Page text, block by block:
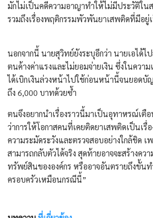
มักไม่เป็นคดีความอาญาทำให้ไม่มีประวัติใน
รวมถึงเรื่องพฤติกรรมพัวพันยาเสพติดที่มีอยู่
นอกจากนี้ นายสุวิทย์ยังระบุอีกว่า นายเอได้ไป
ตนค้างค่าแรงและไม่ยอมจ่ายเงิน ซึ่งในควา
ได้เบิกเงินล่วงหน้าไปใช้ก่อนหน้านี้จนยอดบั
ถึง 6,000 บาทด้วยซ้ำ
ตนจึงอยากนำเรื่องราวนี้มาเป็นอุทาหรณ์เตื
ว่าการให้โอกาสคนที่เคยติดยาเสพติดเป็นเรื่
ความระมัดระวังและตรวจสอบอย่างใกล้ชิด เ
สามารถกลับตัวได้จริง สุดท้ายอาจจะสร้างคว
ทรัพย์สินขององค์กร หรืออาจอันตรายถึงขั้น
ครอบครัวเหมือนกรณีนี้”